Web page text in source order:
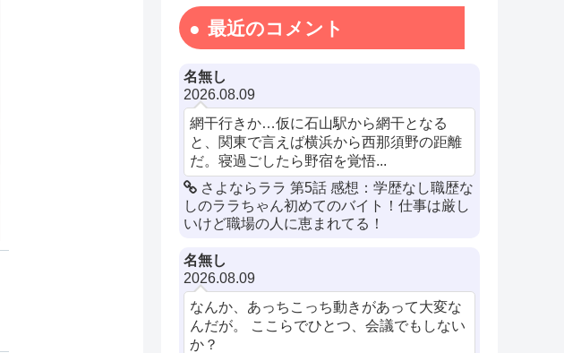
最近のコメント
名無し
2026.08.09
網干行きか…仮に石山駅から網干となる
と、関東で言えば横浜から西那須野の距離
だ。寝過ごしたら野宿を覚悟...
さよならララ 第5話 感想：学歴なし職歴な
しのララちゃん初めてのバイト！仕事は厳し
いけど職場の人に恵まれてる！
名無し
2026.08.09
なんか、あっちこっち動きがあって大変な
んだが。 ここらでひとつ、会議でもしない
か？